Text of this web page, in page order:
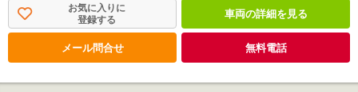
お気に入りに
登録する
車両の詳細を見る
メール問合せ 無料電話